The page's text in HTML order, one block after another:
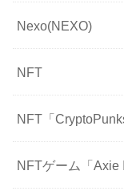
Nexo(NEXO)
NFT
NFT「
NFTゲーム「Axie